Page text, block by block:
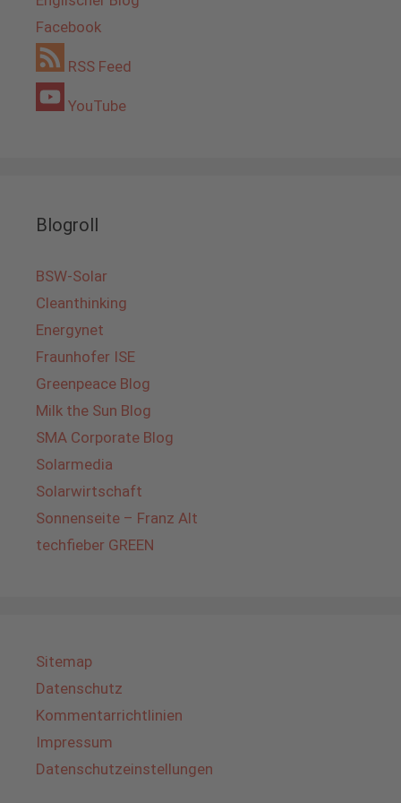
Facebook
RSS Feed
YouTube
Blogroll
BSW-Solar
Cleanthinking
Energynet
Fraunhofer ISE
Greenpeace Blog
Milk the Sun Blog
SMA Corporate Blog
Solarmedia
Solarwirtschaft
Sonnenseite – Franz Alt
techfieber GREEN
Sitemap
Datenschutz
Kommentarrichtlinien
Impressum
Datenschutzeinstellungen